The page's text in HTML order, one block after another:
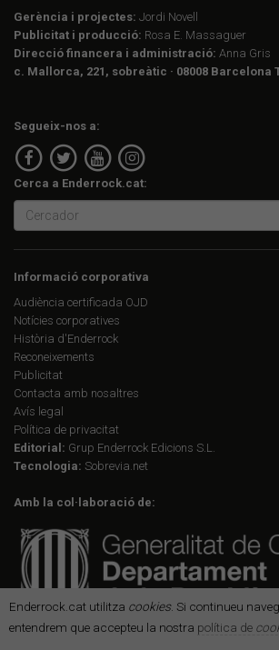
Enderrock.cat utilitza cookies. Si continueu
entendrem que accepteu la nostra política de
Gerència i projectes: Jordi Novell
Publicitat i producció: Rosa E. Massaguer
Direcció financera i administració: Anna Gris
c. Mallorca, 221, sobreàtic · 08008 Barcelona
Segueix-nos a:
Cerca a Enderrock.cat:
Informació corporativa
Audiència certificada OJD
Notícies corporatives
Història d'Enderrock
Reconeixements
Publicitat
Contacta amb nosaltres
Avís legal
Política de privacitat
Editorial: Grup Enderrock Edicions S.L.
Tecnologia: Sobrevia.net
Amb la col·laboració de: